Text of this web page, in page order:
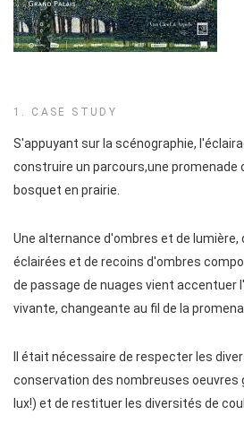
1. CASE STUDY
S'appuyant sur la scénographie,
construire un parcours,une promenade
bosquet en prairie.
Une alternance d'ombres et de lumière,
éclairées et de recoins d'ombres
de passage de nuages vient accentuer
vivante, changeante au fil de la
Il était nécessaire de respecter les
conservation des nombreuses oeuvres
lux!) et de restituer les diversités de